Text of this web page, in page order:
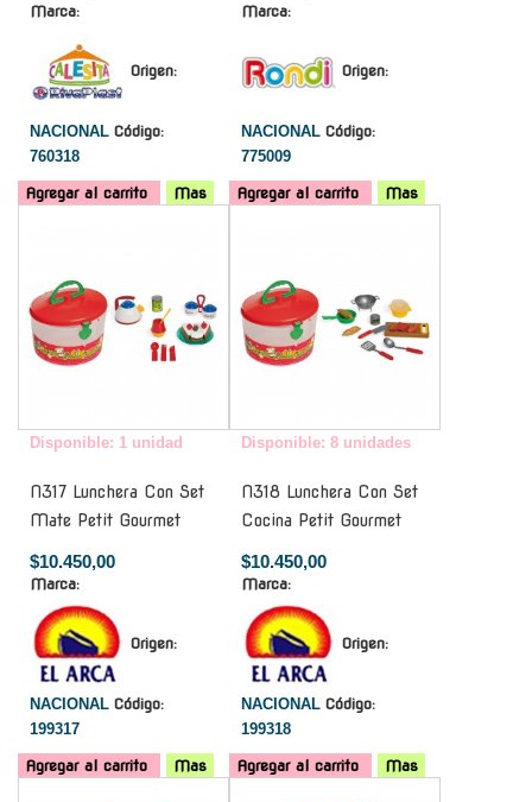
Marca:
Origen:
NACIONAL Código:
760318
Agregar al carrito Mas
Marca:
Origen:
NACIONAL Código:
775009
Agregar al carrito
Mas
Disponible: 1 unidad
N317 Lunchera Con Set
Mate Petit Gourmet
$10.450,00
Marca:
Origen:
NACIONAL Código:
199317
Agregar al carrito Mas
Disponible: 8 unidades
N318 Lunchera Con Set
Cocina Petit Gourmet
$10.450,00
Marca:
Origen:
NACIONAL Código:
199318
Agregar al carrito
Mas